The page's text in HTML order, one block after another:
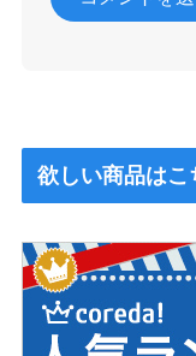
欲しい商品は